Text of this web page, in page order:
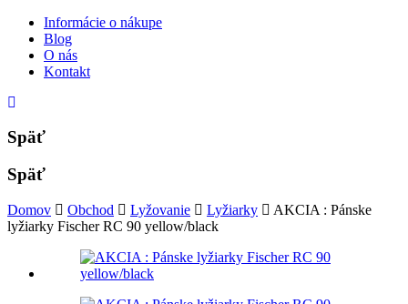
Informácie o nákupe
Blog
O nás
Kontakt
Späť
Späť
Domov Obchod Lyžovanie Lyžiarky
AKCIA : Pánske
lyžiarky Fischer RC 90 yellow/black